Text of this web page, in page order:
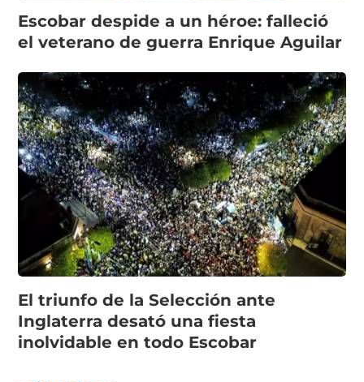
Escobar despide a un héroe: falleció
el veterano de guerra Enrique Aguilar
El triunfo de la Selección ante
Inglaterra desató una fiesta
inolvidable en todo Escobar